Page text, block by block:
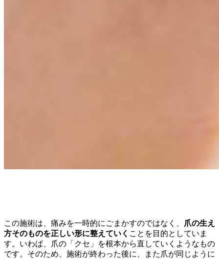
この施術は、痛みを一時的にごまかすのではなく、
爪の生え
方そのものを正しい形に整えていく ことを目的としていま
す。いわば、爪の「クセ」を根本から直していくようなもの
です。そのため、施術が終わった後に、また爪が同じように